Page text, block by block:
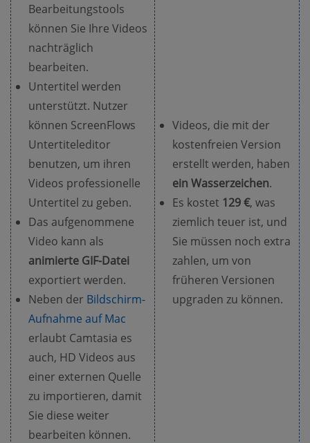
Bearbeitungstools
können Sie Ihre Videos
nachträglich
bearbeiten.
Untertitel werden
unterstützt. Nutzer
können ScreenFlows
Untertiteleditor
benutzen, um ihren
Videos professionelle
Untertitel zu geben.
Das aufgenommene
Video kann als
animierte GIF-Datei
exportiert werden.
Neben der Bildschirm-
Aufnahme auf Mac
erlaubt Camtasia es
auch, HD Videos aus
einer externen Quelle
zu importieren, damit
Sie diese weiter
bearbeiten können.
Videos, die mit der
kostenfreien Version
erstellt werden, haben
ein Wasserzeichen.
Es kostet 129 €, was
ziemlich teuer ist, und
Sie müssen noch extra
zahlen, um von
früheren Versionen
upgraden zu können.